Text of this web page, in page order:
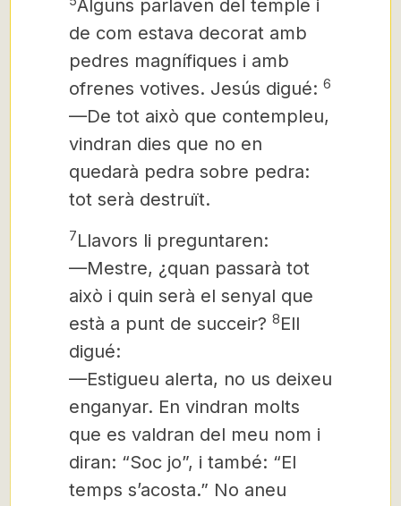
Alguns parlaven del temple i
de com estava decorat amb
pedres magnífiques i amb
ofrenes votives. Jesús digué: 6
—De tot això que contempleu,
vindran dies que no en
quedarà pedra sobre pedra:
tot serà destruït.
7Llavors li preguntaren:
—Mestre, ¿quan passarà tot
això i quin serà el senyal que
està a punt de succeir? 8Ell
digué:
—Estigueu alerta, no us deixeu
enganyar. En vindran molts
que es valdran del meu nom i
diran: “Soc jo”, i també: “El
temps s’acosta.” No aneu